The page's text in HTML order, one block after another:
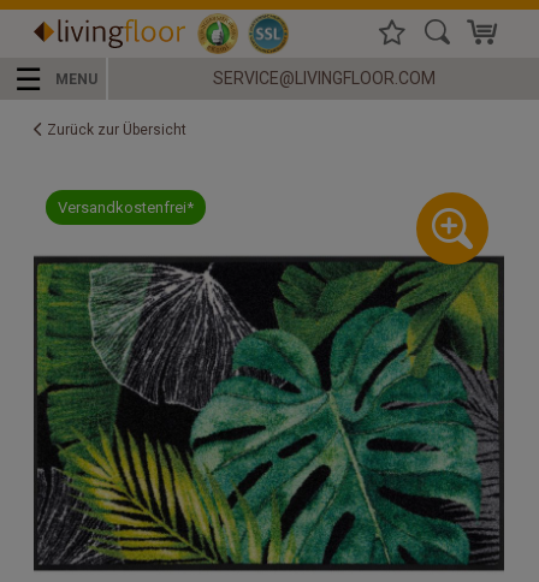
☰ MENU SERVICE@LIVINGFLOOR.COM
Zurück zur Übersicht
Versandkostenfrei*